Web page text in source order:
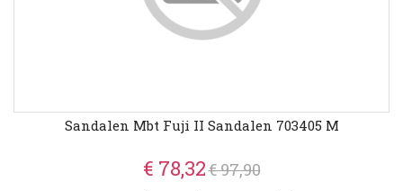
Sandalen Mbt Fuji II Sandalen 703405 M
€ 78,32€ 97,90